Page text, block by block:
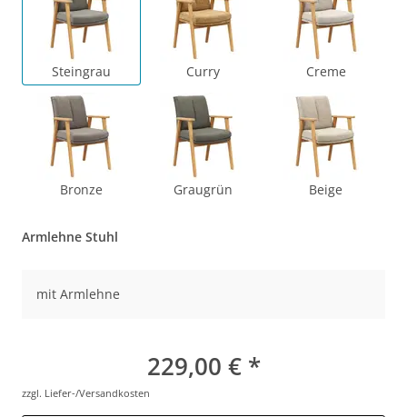
Steingrau Curry Creme
Bronze Graugrün Beige
Armlehne Stuhl
mit Armlehne
229,00 € *
zzgl. Liefer-/Versandkosten